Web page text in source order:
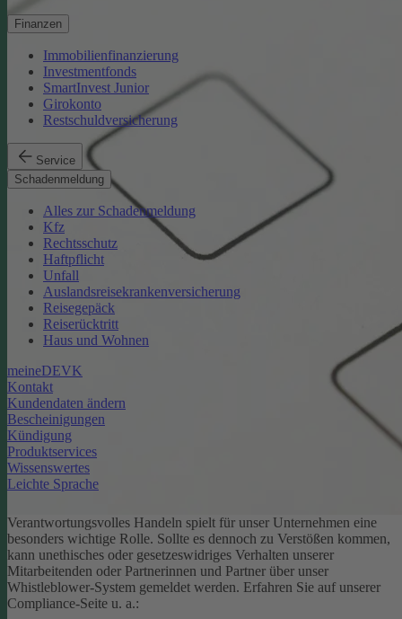
Finanzen
Immobilienfinanzierung
Investmentfonds
SmartInvest Junior
Girokonto
Restschuldversicherung
Service
Schadenmeldung
Alles zur Schadenmeldung
Kfz
Rechtsschutz
Haftpflicht
Unfall
Auslandsreisekrankenversicherung
Reisegepäck
Reiserücktritt
Haus und Wohnen
meineDEVK
Kontakt
Kundendaten ändern
Bescheinigungen
Kündigung
Produktservices
Wissenswertes
Leichte Sprache
Verantwortungsvolles Handeln spielt für unser Unternehmen eine
besonders wichtige Rolle. Sollte es dennoch zu Verstößen kommen,
kann unethisches oder gesetzeswidriges Verhalten unserer
Mitarbeitenden oder Partnerinnen und Partner über unser
Whistleblower-System gemeldet werden. Erfahren Sie auf unserer
Compliance-Seite u. a.: